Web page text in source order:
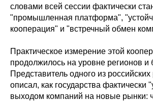
словами всей сессии фактически
"промышленная платформа",
кооперация" и "встречный обмен
Практическое измерение этой
продолжилось на уровне регионов и
Представитель одного из российских
описал, как государства фактически
выходом компаний на новые рынки: